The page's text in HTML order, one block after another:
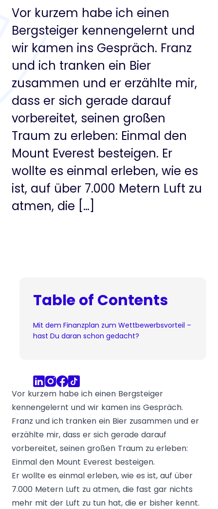
Vor kurzem habe ich einen
Bergsteiger kennengelernt und
wir kamen ins Gespräch. Franz
und ich tranken ein Bier
zusammen und er erzählte mir,
dass er sich gerade darauf
vorbereitet, seinen großen
Traum zu erleben: Einmal den
Mount Everest besteigen. Er
wollte es einmal erleben, wie es
ist, auf über 7.000 Metern Luft zu
atmen, die […]
Table of Contents
Mit dem Finanzplan zum Wettbewerbsvorteil –
hast Du daran schon gedacht?
Vor kurzem habe ich einen Bergsteiger
kennengelernt und wir kamen ins Gespräch.
Franz und ich tranken ein Bier zusammen und er
erzählte mir, dass er sich gerade darauf
vorbereitet, seinen großen Traum zu erleben:
Einmal den Mount Everest besteigen.
Er wollte es einmal erleben, wie es ist, auf über
7.000 Metern Luft zu atmen, die fast gar nichts
mehr mit der Luft zu tun hat, die er bisher kennt.